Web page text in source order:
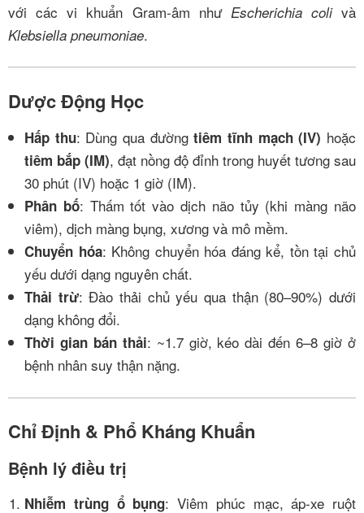
với các vi khuẩn Gram-âm như Escherichia colivà
Klebsiella pneumoniae.
Dược Động Học
Hấp thu: Dùng qua đườngtiêm tĩnh mạch (IV) hoặc
tiêm bắp (IM), đạt nồng độ đỉnh trong huyết tương sau
30 phút (IV) hoặc 1 giờ (IM).
Phân bố: Thấm tốt vào dịch não tủy (khi màng não
viêm), dịch màng bụng, xương và mô mềm.
Chuyển hóa: Không chuyển hóa đáng kể, tồn tại chủ
yếu dưới dạng nguyên chất.
Thải trừ: Đào thải chủ yếu qua thận (80–90%) dưới
dạng không đổi.
Thời gian bán thải: ~1.7 giờ, kéo dài đến 6–8 giờ ở
bệnh nhân suy thận nặng.
Chỉ Định & Phổ Kháng Khuẩn
Bệnh lý điều trị
Nhiễm trùng ổ bụng: Viêm phúc mạc, áp-xe ruột